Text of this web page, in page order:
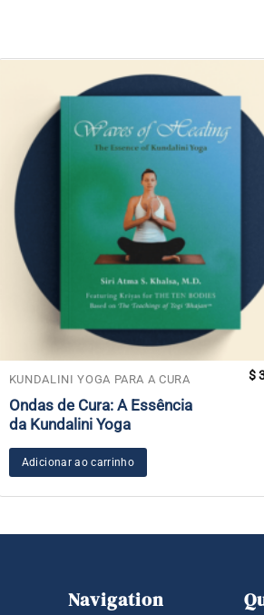
KUNDALINI YOGA PARA A CURA
Ondas de Cura: A Essência
da Kundalini Yoga
$
Adicionar ao carrinho
Navigation